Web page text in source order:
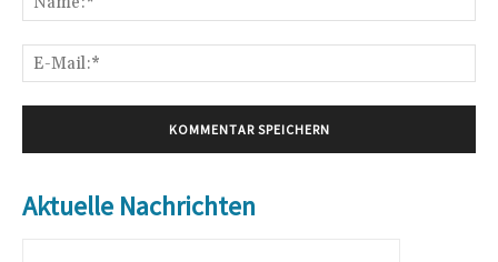
Aktuelle Nachrichten